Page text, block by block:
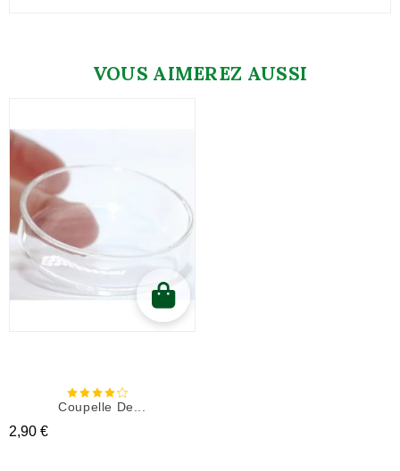
VOUS AIMEREZ AUSSI
Coupelle De...
Prix
2,90 €